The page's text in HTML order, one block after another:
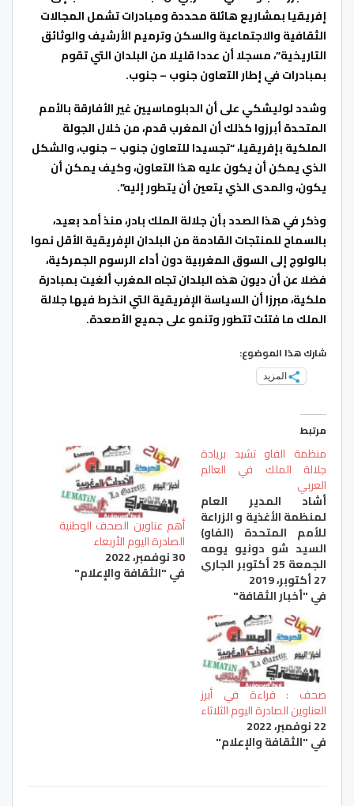
إفريقيا بمشاريع هائلة محددة ومبادرات تشمل المجالات
الثقافية والاجتماعية والسكن وترميم الأرشيف والوثائق
التاريخية”، مسجلا أن عددا قليلا من البلدان التي تقوم
بمبادرات في إطار التعاون جنوب – جنوب.
وشدد لوليشكي على أن الدبلوماسيين غير الأفارقة بالأمم
المتحدة أبرزوا كذلك أن المغرب قدم، من خلال الجولة
الملكية بإفريقيا، “تجسيدا للتعاون جنوب – جنوب، والشكل
الذي يمكن أن يكون عليه هذا التعاون، وكيف يمكن أن
يكون، والمدى الذي يتعين أن يتطور إليه”.
وذكر في هذا الصدد بأن جلالة الملك بادر، منذ أمد بعيد،
بالسماح للمنتجات القادمة من البلدان الإفريقية الأقل نموا
بالولوج إلى السوق المغربية دون أداء الرسوم الجمركية،
فضلا عن أن ديون هذه البلدان تجاه المغرب ألغيت بمبادرة
ملكية، مبرزا أن السياسة الإفريقية التي انخرط فيها جلالة
الملك ما فتئت تتطور وتنمو على جميع الأصعدة.
شارك هذا الموضوع:
المزيد
مرتبط
منظمة الفاو تشيد بريادة
جلالة الملك في العالم
العربي
أشاد المدير العام
لمنظمة الأغذية و الزراعة
للأمم المتحدة (الفاو)
السيد شو دونيو يومه
الجمعة 25 أكتوبر الجاري
بروما، بريادة صاحب
الجلالة الملك محمد
السادس أيده الله في
العالم العربي. وأبرز
السيد دونيو بأنه يعتمد
على تبصر جلالته من أجل
ضمان استفادة بلدان
المنطقة من تجربة
المغرب و من خبرته…
27 أكتوبر، 2019
في "أخبار الثقافة"
أهم عناوين الصحف الوطنية
الصادرة اليوم الأربعاء
30 نوفمبر، 2022
في "الثقافة والإعلام"
صحف : قراءة في أبرز
العناوين الصادرة اليوم الثلاثاء
22 نوفمبر، 2022
في "الثقافة والإعلام"